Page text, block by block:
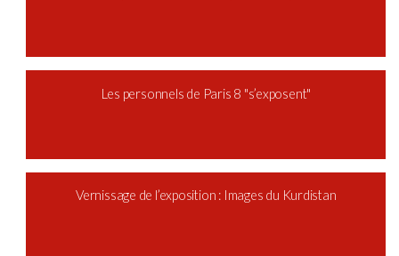
Les personnels de Paris 8 "s’exposent"
Vernissage de l’exposition : Images du Kurdistan